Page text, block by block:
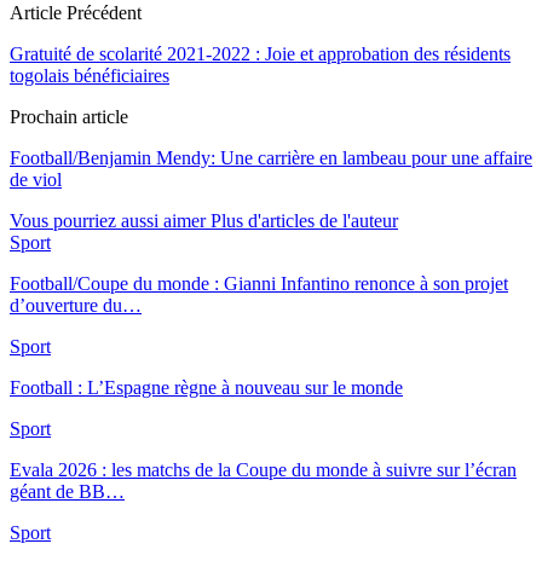
Article Précédent
Gratuité de scolarité 2021-2022 : Joie et approbation des résidents
togolais bénéficiaires
Prochain article
Football/Benjamin Mendy: Une carrière en lambeau pour une affaire
de viol
Vous pourriez aussi aimer Plus d'articles de l'auteur
Sport
Football/Coupe du monde : Gianni Infantino renonce à son projet
d’ouverture du…
Sport
Football : L’Espagne règne à nouveau sur le monde
Sport
Evala 2026 : les matchs de la Coupe du monde à suivre sur l’écran
géant de BB…
Sport